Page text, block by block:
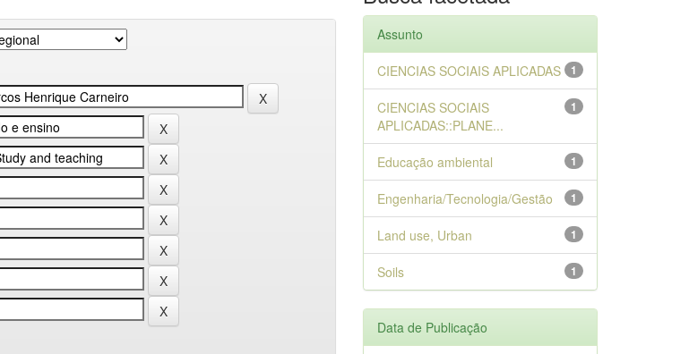
Assunto
1
CIENCIAS SOCIAIS APLICADAS
1
CIENCIAS SOCIAIS
APLICADAS::PLANE...
1
Educação ambiental
1
Engenharia/Tecnologia/Gestão
1
Land use, Urban
1
Soils
Data de Publicação